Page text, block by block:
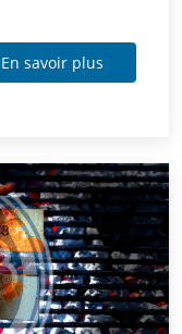
En savoir plus